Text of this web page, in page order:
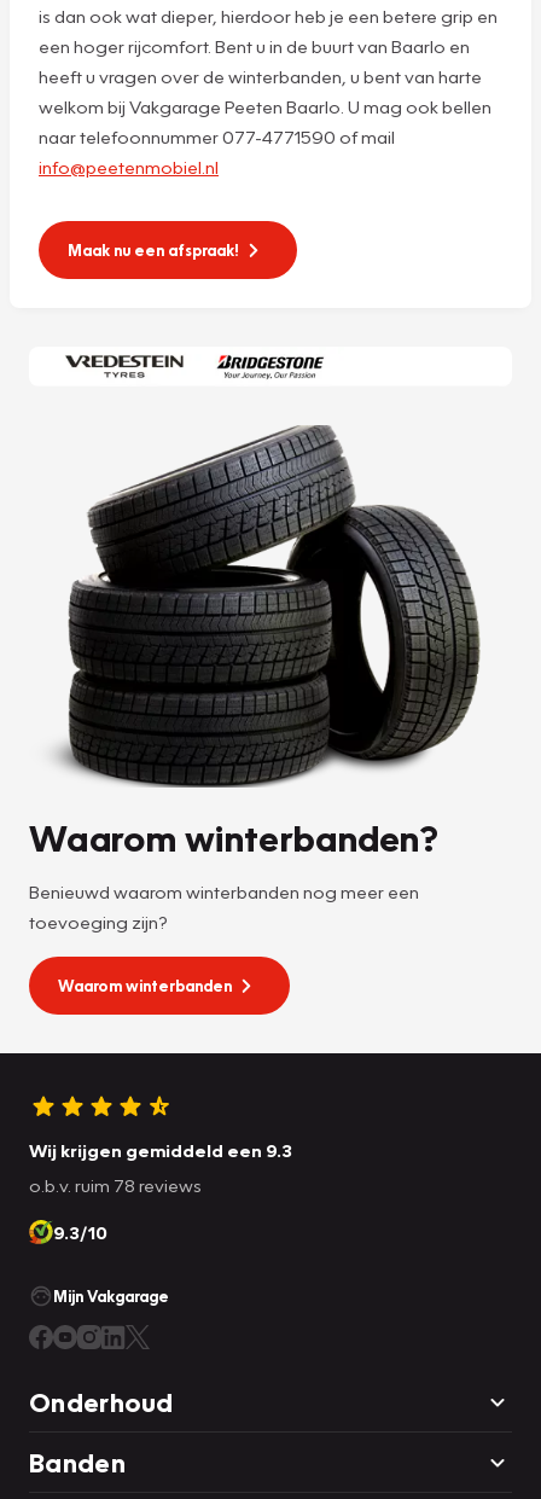
is dan ook wat dieper, hierdoor heb je een betere grip en
een hoger rijcomfort. Bent u in de buurt van Baarlo en
heeft u vragen over de winterbanden, u bent van harte
welkom bij Vakgarage Peeten Baarlo. U mag ook bellen
naar telefoonnummer 077-4771590 of mail
info@peetenmobiel.nl
Maak nu een afspraak!
Waarom winterbanden?
Benieuwd waarom winterbanden nog meer een
toevoeging zijn?
Waarom winterbanden
Wij krijgen gemiddeld een 9.3
o.b.v. ruim 78 reviews
9.3/10
Mijn Vakgarage
Onderhoud
Banden